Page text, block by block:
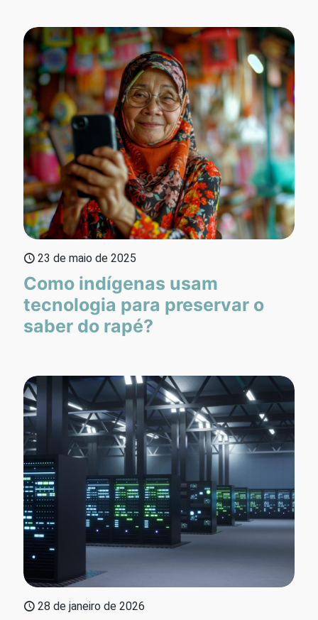
23 de maio de 2025
Como indígenas usam
tecnologia para preservar o
saber do rapé?
28 de janeiro de 2026